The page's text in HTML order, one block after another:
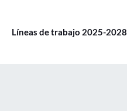
Líneas de trabajo 2025-2028